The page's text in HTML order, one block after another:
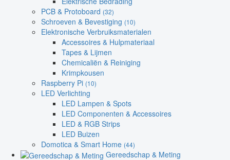
PCB & Protoboard (32)
Schroeven & Bevestiging (10)
Elektronische Verbruiksmaterialen
Accessoires & Hulpmateriaal
Tapes & Lijmen
Chemicaliën & Reiniging
Krimpkousen
Raspberry Pi (10)
LED Verlichting
LED Lampen & Spots
LED Componenten & Accessoires
LED & RGB Strips
LED Buizen
Domotica & Smart Home (44)
Gereedschap & Meting